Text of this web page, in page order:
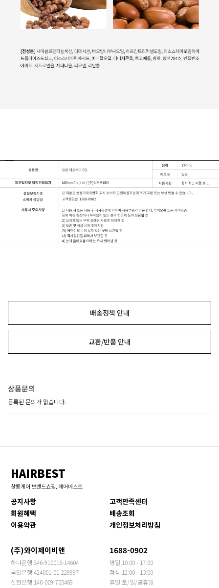
배송정책 안내
교환/반품 안내
상품문의
등록된 문의가 없습니다.
HAIRBEST
살롱케어 브랜드쇼핑, 헤어베스트
공지사항
고객만족센터
회원혜택
배송조회
이용약관
개인정보처리방침
(주)와이제이비앤 1688-0902
하나은행 846-910016-14604
국민은행 424001-01-229997
신한은행 140-009-705469
평일 10:00 - 17:00
점심 12:00 - 13:00
휴일 토/일/공휴일